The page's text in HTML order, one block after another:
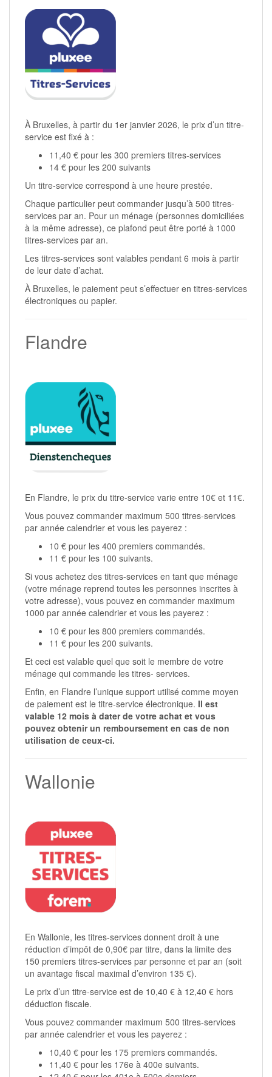
À Bruxelles, à partir du 1er janvier 2026, le prix d’un titre-
service est fixé à :
11,40 € pour les 300 premiers titres-services
14 € pour les 200 suivants
Un titre-service correspond à une heure prestée.
Chaque particulier peut commander jusqu’à 500 titres-
services par an. Pour un ménage (personnes domiciliées
à la même adresse), ce plafond peut être porté à 1000
titres-services par an.
Les titres-services sont valables pendant 6 mois à partir
de leur date d’achat.
À Bruxelles, le paiement peut s’effectuer en titres-services
électroniques ou papier.
Flandre
En Flandre, le prix du titre-service varie entre 10€ et 11€.
Vous pouvez commander maximum 500 titres-services
par année calendrier et vous les payerez :
10 € pour les 400 premiers commandés.
11 € pour les 100 suivants.
Si vous achetez des titres-services en tant que ménage
(votre ménage reprend toutes les personnes inscrites à
votre adresse), vous pouvez en commander maximum
1000 par année calendrier et vous les payerez :
10 € pour les 800 premiers commandés.
11 € pour les 200 suivants.
Et ceci est valable quel que soit le membre de votre
ménage qui commande les titres- services.
Enfin, en Flandre l’unique support utilisé comme moyen
de paiement est le titre-service électronique. Il est
valable 12 mois à dater de votre achat et vous
pouvez obtenir un remboursement en cas de non
utilisation de ceux-ci.
Wallonie
En Wallonie, les titres-services donnent droit à une
réduction d’impôt de 0,90€ par titre, dans la limite des
150 premiers titres-services par personne et par an (soit
un avantage fiscal maximal d’environ 135 €).
Le prix d’un titre-service est de 10,40 € à 12,40 € hors
déduction fiscale.
Vous pouvez commander maximum 500 titres-services
par année calendrier et vous les payerez :
10,40 € pour les 175 premiers commandés.
11,40 € pour les 176e à 400e suivants.